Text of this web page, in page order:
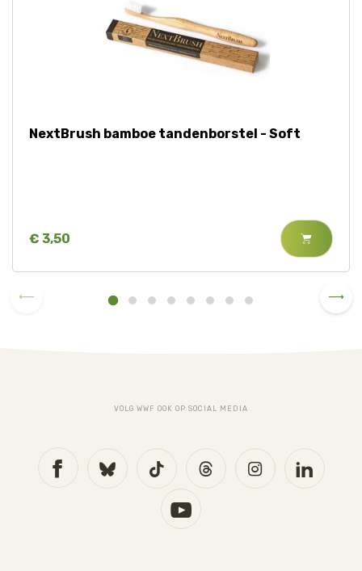
NextBrush bamboe tandenborstel - Soft
€ 3,50
VOLG WWF OOK OP SOCIAL MEDIA